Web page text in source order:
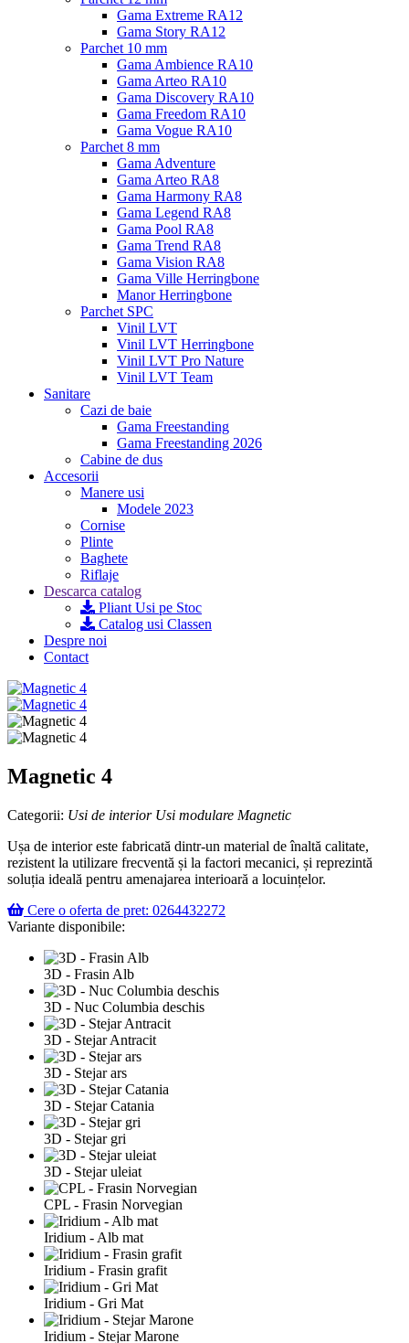
Gama Extreme RA12
Gama Story RA12
Parchet 10 mm
Gama Ambience RA10
Gama Arteo RA10
Gama Discovery RA10
Gama Freedom RA10
Gama Vogue RA10
Parchet 8 mm
Gama Adventure
Gama Arteo RA8
Gama Harmony RA8
Gama Legend RA8
Gama Pool RA8
Gama Trend RA8
Gama Vision RA8
Gama Ville Herringbone
Manor Herringbone
Parchet SPC
Vinil LVT
Vinil LVT Herringbone
Vinil LVT Pro Nature
Vinil LVT Team
Sanitare
Cazi de baie
Gama Freestanding
Gama Freestanding 2026
Cabine de dus
Accesorii
Manere usi
Modele 2023
Cornise
Plinte
Baghete
Riflaje
Descarca catalog
Pliant Usi pe Stoc
Catalog usi Classen
Despre noi
Contact
Magnetic 4
Categorii: Usi de interior Usi modulare Magnetic
Ușa de interior este fabricată dintr-un material de înaltă calitate,
rezistent la utilizare frecventă și la factori mecanici, și reprezintă
soluția ideală pentru amenajarea interioară a locuințelor.
Cere o oferta de pret: 0264432272
Variante disponibile:
3D - Frasin Alb
3D - Nuc Columbia deschis
3D - Stejar Antracit
3D - Stejar ars
3D - Stejar Catania
3D - Stejar gri
3D - Stejar uleiat
CPL - Frasin Norvegian
Iridium - Alb mat
Iridium - Frasin grafit
Iridium - Gri Mat
Iridium - Stejar Marone